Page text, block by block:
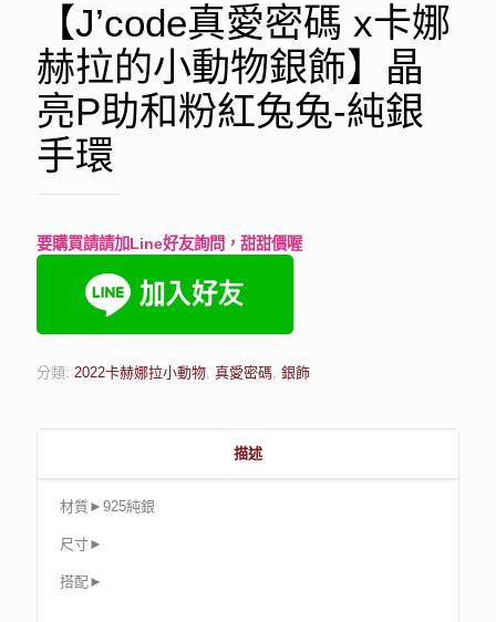
【J’code真愛密碼 x卡娜
赫拉的小動物銀飾】晶
亮P助和粉紅兔兔-純銀
手環
要購買請請加Line好友詢問，甜甜價喔
分類: 2022卡赫娜拉小動物, 真愛密碼, 銀飾
描述
材質►925純銀
尺寸►
搭配►